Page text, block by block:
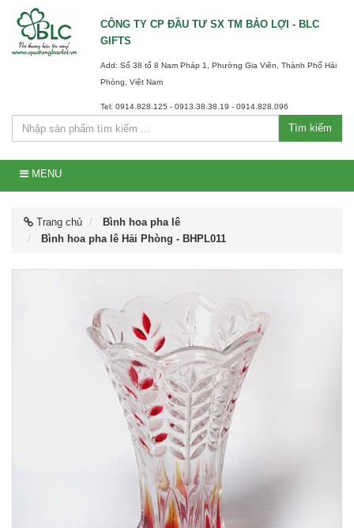
CÔNG TY CP ĐẦU TƯ SX TM BẢO LỢI - BLC
GIFTS
Add: Số 38 tổ 8 Nam Pháp 1, Phường Gia Viên, Thành Phố Hải
Phòng, Việt Nam
Tel: 0914.828.125 - 0913.38.38.19 - 0914.828.096
Tìm kiếm
MENU
Trang chủ
Bình hoa pha lê
Bình hoa pha lê Hải Phòng - BHPL011